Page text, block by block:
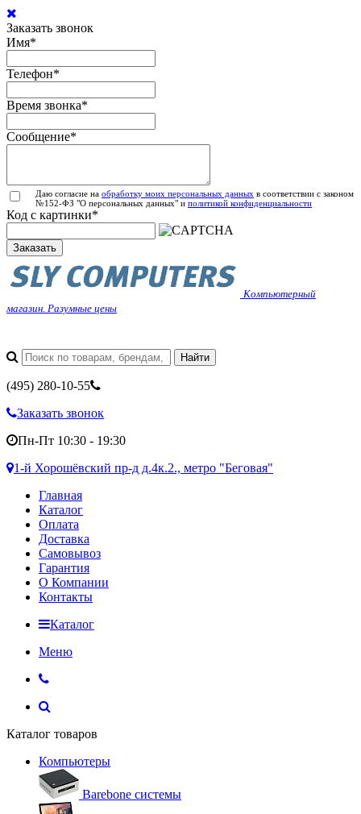
Заказать звонок
Имя*
Телефон*
Время звонка*
Сообщение*
Даю согласие на обработку моих персональных данных в соответствии с законом
№152-ФЗ "О персональных данных" и политикой конфиденциальности
Код с картинки*
Заказать
Компьютерный
магазин. Разумные цены
(495) 280-10-55
Заказать звонок
Пн-Пт 10:30 - 19:30
1-й Хорошёвский пр-д д.4к.2., метро "Беговая"
Главная
Каталог
Оплата
Доставка
Самовывоз
Гарантия
О Компании
Контакты
Каталог
Меню
Каталог товаров
Компьютеры
Barebone системы